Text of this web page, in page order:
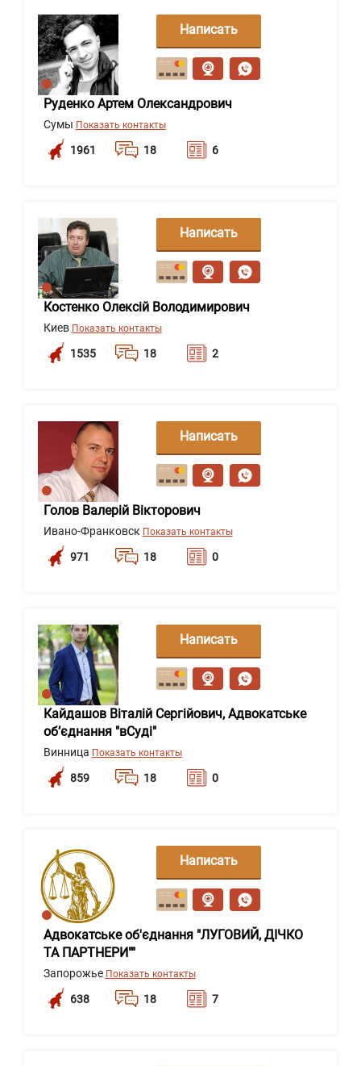
Руденко Артем Олександрович
Сумы Показать контакты
1961 18 6
Написать
сообщение
Костенко Олексій Володимирович
Киев Показать контакты
1535 18 2
Написать
сообщение
Голов Валерій Вікторович
Ивано-Франковск Показать контакты
971 18 0
Написать
сообщение
Кайдашов Віталій Сергійович, Адвокатське
об’єднання "вСуді"
Винница Показать контакты
859 18 0
Написать
сообщение
Адвокатське об'єднання "ЛУГОВИЙ, ДІЧКО
ТА ПАРТНЕРИ""
Запорожье Показать контакты
638 18 7
Написать
сообщение